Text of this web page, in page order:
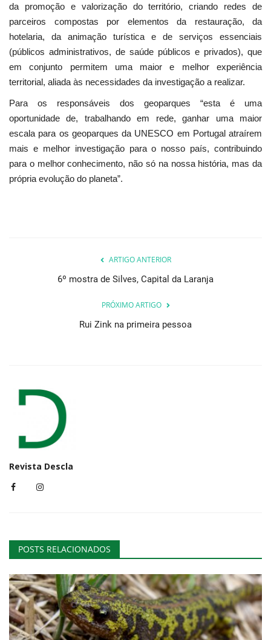
da promoção e valorização do território, criando redes de
parceiros compostas por elementos da restauração, da
hotelaria, da animação turística e de serviços essenciais
(públicos administrativos, de saúde públicos e privados), que
em conjunto permitem uma maior e melhor experiência
territorial, aliada às necessidades da investigação a realizar.
Para os responsáveis dos geoparques “esta é uma
oportunidade de, trabalhando em rede, ganhar uma maior
escala para os geoparques da UNESCO em Portugal atraírem
mais e melhor investigação para o nosso país, contribuindo
para o melhor conhecimento, não só na nossa história, mas da
própria evolução do planeta”.
ARTIGO ANTERIOR
6º mostra de Silves, Capital da Laranja
PRÓXIMO ARTIGO
Rui Zink na primeira pessoa
Revista Descla
POSTS RELACIONADOS